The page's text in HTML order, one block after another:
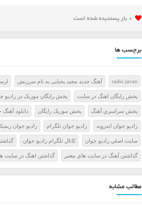
0 بار پسنديده شده است
برچسب ها
radio javan آهنگ جدید مجید یحیایی به نام سرزنش
پخش رايگان اهنگ در سايت پخش رايگان موزيک در راديو
پخش سراسري آهنگ پخش موزيک رايگان دانلود
راديو جوان اندرويد راديو جوان تلگرام راديو جوان
سايت اصلي راديو جوان کانال تلگرام راديو جوان
گذاشتن آهنگ در سايت هاي معتبر گذاشتن اهنگ در سايت
مطالب مشابه